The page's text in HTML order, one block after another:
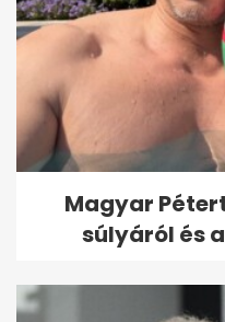
Magyar
súlyáról és